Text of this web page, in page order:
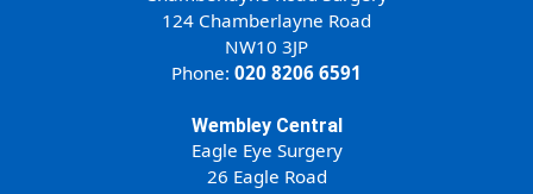
124 Chamberlayne Road
NW10 3JP
Phone: 020 8206 6591
Wembley Central
Eagle Eye Surgery
26 Eagle Road